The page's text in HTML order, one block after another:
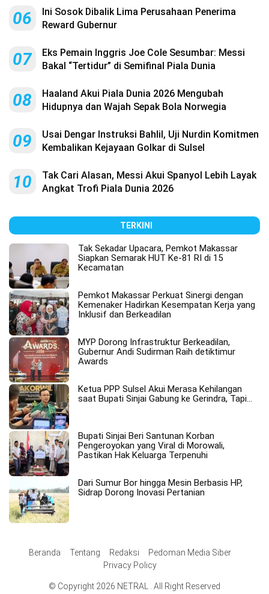
06
Ini Sosok Dibalik Lima Perusahaan Penerima
Reward Gubernur
07
Eks Pemain Inggris Joe Cole Sesumbar: Messi
Bakal “Tertidur” di Semifinal Piala Dunia
08
Haaland Akui Piala Dunia 2026 Mengubah
Hidupnya dan Wajah Sepak Bola Norwegia
09
Usai Dengar Instruksi Bahlil, Uji Nurdin Komitmen
Kembalikan Kejayaan Golkar di Sulsel
10
Tak Cari Alasan, Messi Akui Spanyol Lebih Layak
Angkat Trofi Piala Dunia 2026
TERKINI
Tak Sekadar Upacara, Pemkot Makassar
Siapkan Semarak HUT Ke-81 RI di 15
Kecamatan
Pemkot Makassar Perkuat Sinergi dengan
Kemenaker Hadirkan Kesempatan Kerja yang
Inklusif dan Berkeadilan
MYP Dorong Infrastruktur Berkeadilan,
Gubernur Andi Sudirman Raih detiktimur
Awards
Ketua PPP Sulsel Akui Merasa Kehilangan
saat Bupati Sinjai Gabung ke Gerindra, Tapi…
Bupati Sinjai Beri Santunan Korban
Pengeroyokan yang Viral di Morowali,
Pastikan Hak Keluarga Terpenuhi
Dari Sumur Bor hingga Mesin Berbasis HP,
Sidrap Dorong Inovasi Pertanian
Beranda Tentang Redaksi
Pedoman Media Siber
Privacy Policy
© Copyright 2026 NETRAL . All Right Reserved